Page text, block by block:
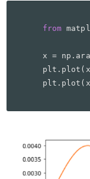
from
x =